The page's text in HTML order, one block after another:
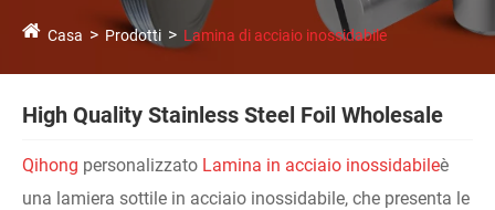
Casa Prodotti Lamina di acciaio inossidabile
High Quality Stainless Steel Foil Wholesale
Qihong personalizzato Lamina in acciaio inossidabileè
una lamiera sottile in acciaio inossidabile, che presenta le